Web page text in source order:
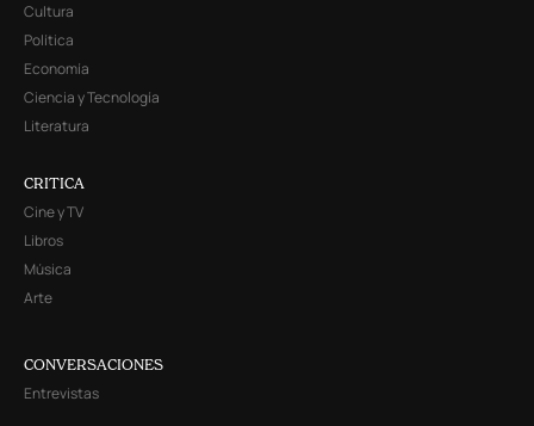
Cultura
Política
Economía
Ciencia y Tecnología
Literatura
CRITICA
Cine y TV
Libros
Música
Arte
CONVERSACIONES
Entrevistas